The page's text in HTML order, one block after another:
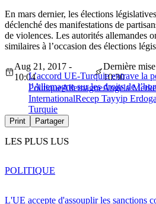
En mars dernier, les élections
déclenché des manifestations de
de violences. Les autorités allemandes
similaires à l’occasion des élections
L’accord UE-Turquie entrave la
l’Allemagne sur les droits de
Aug 21, 2017 -
10:04
Dernière
10:30
PolitiqueAllemagneAngela
InternationalRecep Tayyip
Turquie
Print Partager
LES PLUS LUS
L'UE accepte d'assouplir les sanctions
POLITIQUE